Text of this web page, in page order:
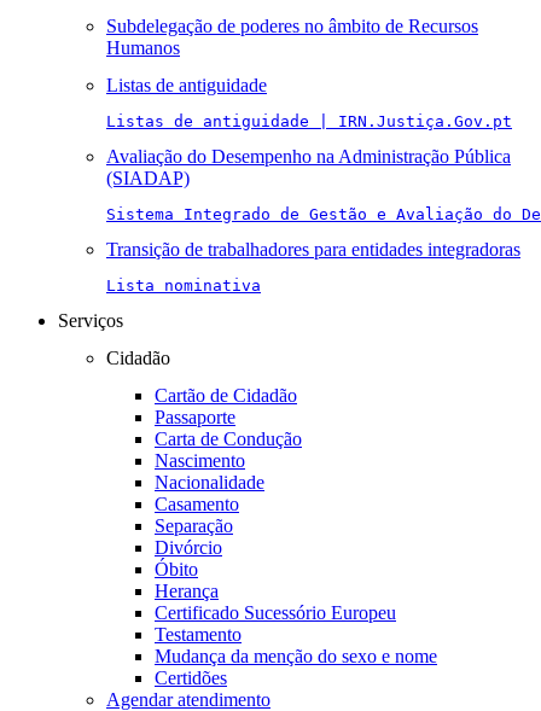
Subdelegação de poderes no âmbito de Recursos
Humanos
Listas de antiguidade
Listas de antiguidade | IRN.Justiça.Gov.pt
Avaliação do Desempenho na Administração Pública
(SIADAP)
Sistema Integrado de Gestão e Avaliação do
Transição de trabalhadores para entidades integradoras
Lista nominativa
Serviços
Cidadão
Cartão de Cidadão
Passaporte
Carta de Condução
Nascimento
Nacionalidade
Casamento
Separação
Divórcio
Óbito
Herança
Certificado Sucessório Europeu
Testamento
Mudança da menção do sexo e nome
Certidões
Agendar atendimento